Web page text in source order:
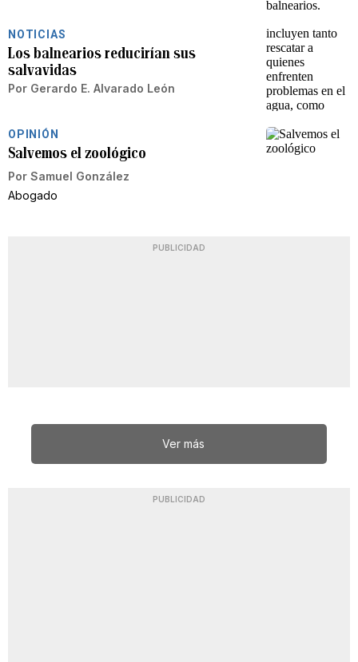
NOTICIAS
Los balnearios reducirían sus
salvavidas
Por Gerardo E. Alvarado León
OPINIÓN
Salvemos el zoológico
Por Samuel González
Abogado
PUBLICIDAD
Ver más
PUBLICIDAD